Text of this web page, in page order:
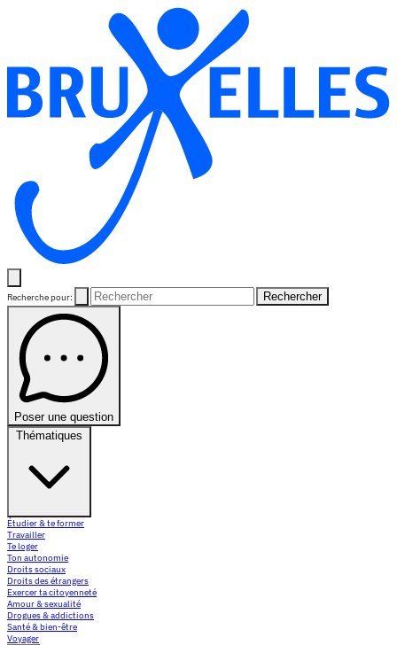
Recherche pour: Rechercher
Poser une question
Thématiques
Étudier & te former
Travailler
Te loger
Ton autonomie
Droits sociaux
Droits des étrangers
Exercer ta citoyenneté
Amour & sexualité
Drogues & addictions
Santé & bien-être
Voyager